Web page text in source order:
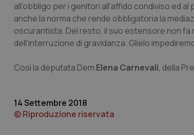
all’obbligo per i genitori all’affido condiviso ed
anche la norma che rende obbligatoria la
oscurantista. Del resto, il suo estensore non fa
dell’interruzione di gravidanza. Glielo
Così la deputata Dem Elena Carnevali, della
14 Settembre 2018
© Riproduzione riservata